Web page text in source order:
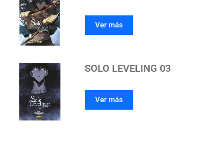
Ver más
SOLO LEVELING 03
Ver más